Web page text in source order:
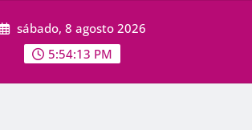
sábado, 8 agosto 2026
5:54:14 PM